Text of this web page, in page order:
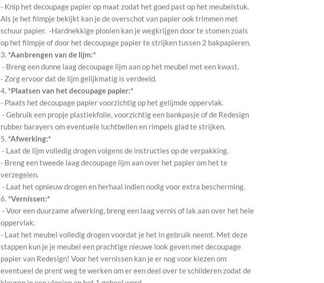
- Knip het decoupage papier op maat zodat het goed past op het meubelstuk.
Als je het filmpje bekijkt kan je de overschot van papier ook trimmen met
schuur papier. -Hardnekkige plooien kan je wegkrijgen door te stomen zoals
op het filmpje of door het decoupage papier te strijken tussen 2 bakpapieren.
3.*Aanbrengen van de lijm:*
- Breng een dunne laag decoupage lijm aan op het meubel met een kwast.
- Zorg ervoor dat de lijm gelijkmatig is verdeeld.
4.*Plaatsen van het decoupage papier:*
- Plaats het decoupage papier voorzichtig op het gelijmde oppervlak.
- Gebruik een propje plastiekfolie, voorzichtig een bankpasje of de Redesign
rubber barayers om eventuele luchtbellen en rimpels glad te strijken.
5.*Afwerking:*
- Laat de lijm volledig drogen volgens de instructies op de verpakking.
- Breng een tweede laag decoupage lijm aan over het papier om het te
verzegelen.
- Laat het opnieuw drogen en herhaal indien nodig voor extra bescherming.
6.*Vernissen:*
- Voor een duurzame afwerking, breng een laag vernis of lak aan over het hele
oppervlak.
- Laat het meubel volledig drogen voordat je het in gebruik neemt. Met deze
stappen kun je je meubel een prachtige nieuwe look geven met decoupage
papier van Redesign! Voor het vernissen kan je er nog voor kiezen om
eventueel de prent weg te werken om er een deel over te schilderen zodat de